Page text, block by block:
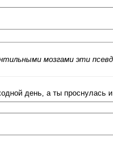
мозгами эти
день, а ты проснулась